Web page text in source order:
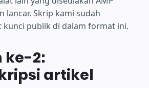
lancar. Skrip kami sudah
publik di dalam format ini.
ke-2:
artikel